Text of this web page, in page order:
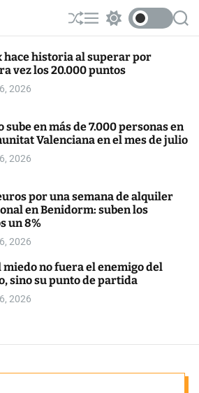
S
h
ff
l
M
e
u
w
t
c
o
r
S
e
hace historia al superar por
vez los 20.000 puntos
2026
sube en más de 7.000 personas en
Valenciana en el mes de julio
2026
por una semana de alquiler
en Benidorm: suben los
un 8%
2026
miedo no fuera el enemigo del
sino su punto de partida
2026